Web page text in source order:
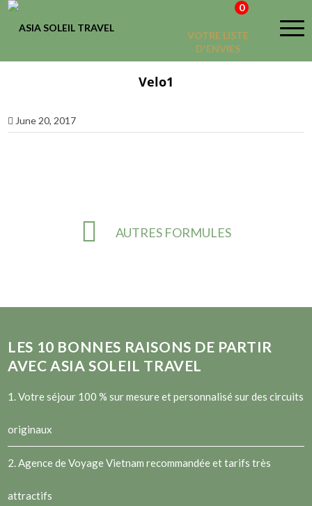
VOTRE LISTE
D'ENVIES
0
Velo1
June 20, 2017
AUTRES FORMULES
LES 10 BONNES RAISONS DE PARTIR
AVEC ASIA SOLEIL TRAVEL
1. Votre séjour 100 % sur mesure et personnalisé sur des circuits
originaux
2.Agence de Voyage Vietnam recommandée et tarifs très
attractifs